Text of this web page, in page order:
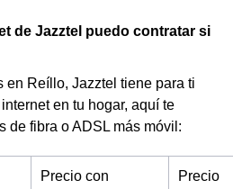
de Jazztel puedo contratar si
en Reíllo, Jazztel tiene para ti
en tu hogar, aquí te
de fibra o ADSL más móvil:
Precio con
Precio